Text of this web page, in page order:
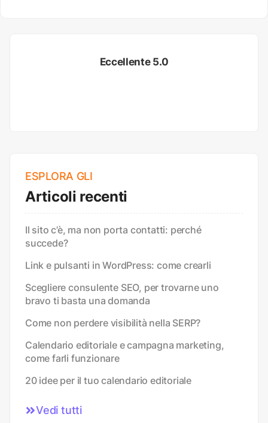
Eccellente 5.0
ESPLORA GLI
Articoli recenti
Il sito c’è, ma non porta contatti: perché
succede?
Link e pulsanti in WordPress: come crearli
Scegliere consulente SEO, per trovarne uno
bravo ti basta una domanda
Come non perdere visibilità nella SERP?
Calendario editoriale e campagna marketing,
come farli funzionare
20 idee per il tuo calendario editoriale
Vedi tutti